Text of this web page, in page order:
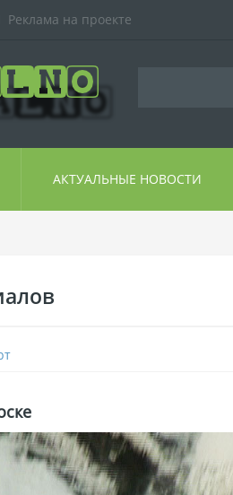
Реклама на проекте
АКТУАЛЬНЫЕ НОВОСТИ